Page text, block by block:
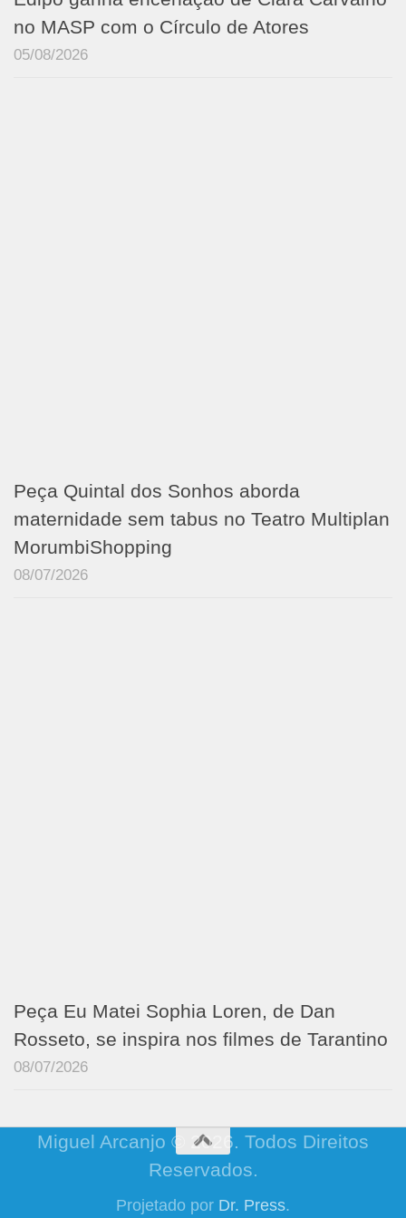
no MASP com o Círculo de Atores
05/08/2026
Peça Quintal dos Sonhos aborda
maternidade sem tabus no Teatro Multiplan
MorumbiShopping
08/07/2026
Peça Eu Matei Sophia Loren, de Dan
Rosseto, se inspira nos filmes de Tarantino
08/07/2026
Miguel Arcanjo © 2026. Todos Direitos
Reservados.
Projetado por Dr. Press.